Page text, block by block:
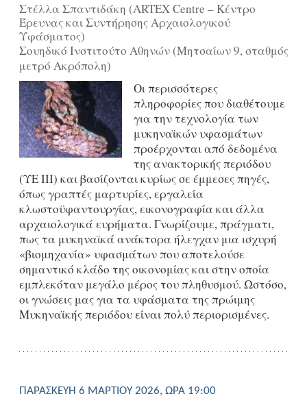
Στέλλα Σπαντιδάκη (ARTEX Centre – Κέντρο
Έρευνας και Συντήρησης Αρχαιολογικού
Υφάσματος)
Σουηδικό Ινστιτούτο Αθηνών (Μητσαίων 9, σταθμός
μετρό Ακρόπολη)
Οι περισσότερες
πληροφορίες που διαθέτουμε
για την τεχνολογία των
μυκηναϊκών υφασμάτων
προέρχονται από δεδομένα
της ανακτορικής περιόδου
(ΥΕ ΙΙΙ) και βασίζονται κυρίως σε έμμεσες πηγές,
όπως γραπτές μαρτυρίες, εργαλεία
κλωστοϋφαντουργίας, εικονογραφία και άλλα
αρχαιολογικά ευρήματα. Γνωρίζουμε, πράγματι,
πως τα μυκηναϊκά ανάκτορα ήλεγχαν μια ισχυρή
«βιομηχανία» υφασμάτων που αποτελούσε
σημαντικό κλάδο της οικονομίας και στην οποία
εμπλεκόταν μεγάλο μέρος του πληθυσμού. Ωστόσο,
οι γνώσεις μας για τα υφάσματα της πρώιμης
Μυκηναϊκής περιόδου είναι πολύ περιορισμένες.
ΠΑΡΑΣΚΕΥΉ 6 ΜΑΡΤΊΟΥ 2026, ΏΡΑ 19:00